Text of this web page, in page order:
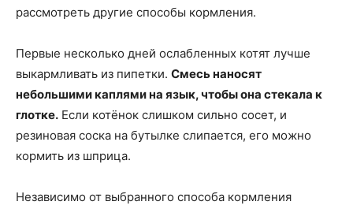
рассмотреть другие способы кормления.
Первые несколько дней ослабленных котят лучше
выкармливать из пипетки. Смесь наносят
небольшими каплями на язык, чтобы она стекала к
глотке. Если котёнок слишком сильно сосет, и
резиновая соска на бутылке слипается, его можно
кормить из шприца.
Независимо от выбранного способа кормления